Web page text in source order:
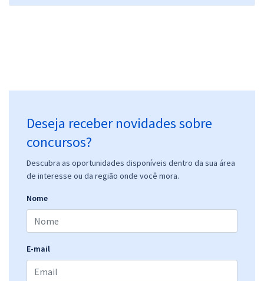
Deseja receber novidades sobre
concursos?
Descubra as oportunidades disponíveis dentro da sua área
de interesse ou da região onde você mora.
Nome
E-mail